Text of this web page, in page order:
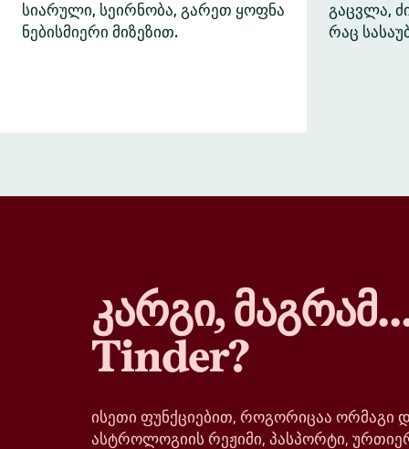
სიარული, სეირნობა, გარეთ ყოფნა
ნებისმიერი მიზეზით.
გაცვლა,
რაც
კარგი,
Tinder?
ისეთი ფუნქციებით, როგორიცაა ორმაგი
ასტროლოგიის რეჟიმი, პასპორტი,